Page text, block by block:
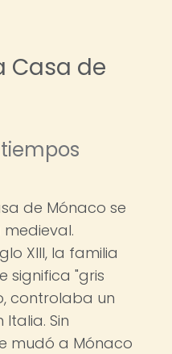
Casa de
de Mónaco se
XIII, la familia
significa "gris
controlaba un
Sin
mudó a Mónaco